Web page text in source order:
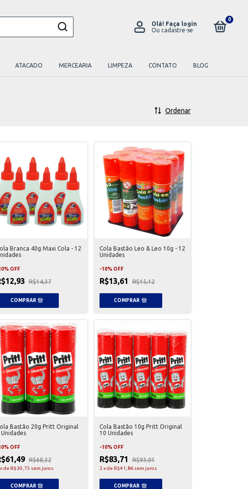
Olá! Faça login
Ou cadastre-se
0
ATACADO MERCEARIA LIMPEZA CONTATO BLOG
Ordenar
Branca 40g Maxi Cola - 12
% OFF
R$14,37
Cola Bastão Leo & Leo 10g - 12
Unidades
-10% OFF
R$13,61 R$15,12
Bastão 20g Pritt Original
Unidades
% OFF
R$68,32
xde R$30,75 sem juros
Cola Bastão 10g Pritt Original
10 Unidades
-10% OFF
R$83,71 R$93,01
2 xde R$41,86 sem juros